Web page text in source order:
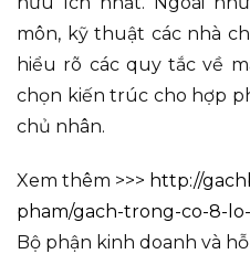
môn, kỹ thuật các nhà
hiểu rõ các quy tắc về
chọn kiến trúc cho hợp
chủ nhân.
Xem thêm >>> http://
pham/gach-trong-co-8-
Bộ phận kinh doanh và